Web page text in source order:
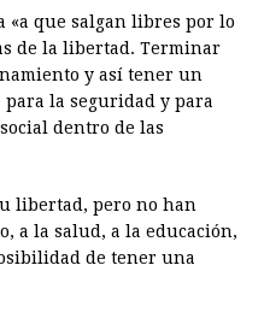
«a que salgan libres por lo
de la libertad. Terminar
y así tener un
la seguridad y para
dentro de las
libertad, pero no han
a la salud, a la educación,
de tener una